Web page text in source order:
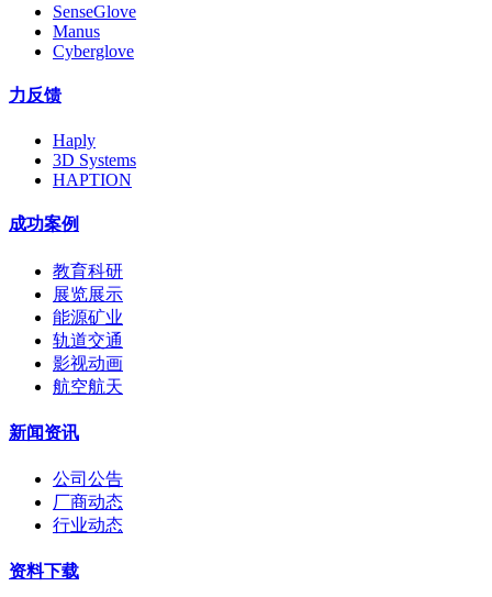
SenseGlove
Manus
Cyberglove
力反馈
Haply
3D Systems
HAPTION
成功案例
教育科研
展览展示
能源矿业
轨道交通
影视动画
航空航天
新闻资讯
公司公告
厂商动态
行业动态
资料下载